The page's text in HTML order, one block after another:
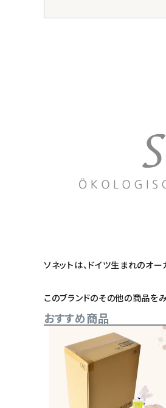
コラム・スタッフのおすすめ
ソネットは、ドイツ生まれのオー
このブランドのその他の商品を
おすすめ商品